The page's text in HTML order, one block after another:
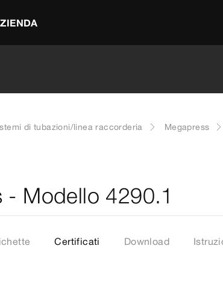
di tubazioni/linea raccorderia Megapress
- Modello 4290.1
Certificati Download